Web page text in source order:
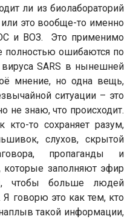
ли из биолабораторий
это вообще-то именно
и ВОЗ. Это применимо
полностью ошибаются по
SARS в нынешней
мнение, но одна вещь,
ситуации – это
не знаю, что происходит.
то сохраняет разум,
слухов, скрытой
пропаганды и
которые заполняют эфир
чтобы больше людей
Я говорю это как тем, кто
такой информации,